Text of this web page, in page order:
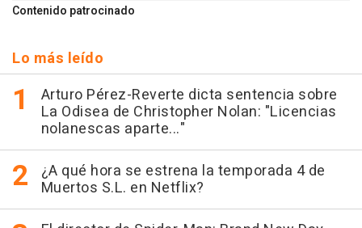
Contenido patrocinado
Lo más leído
Arturo Pérez-Reverte dicta sentencia sobre
La Odisea de Christopher Nolan: "Licencias
nolanescas aparte..."
¿A qué hora se estrena la temporada 4 de
Muertos S.L. en Netflix?